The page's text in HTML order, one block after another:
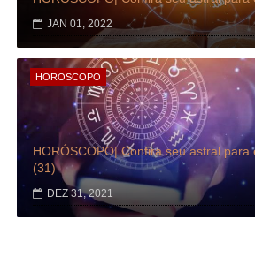
JAN 01, 2022
HOROSCOPO
HORÓSCOPO| Confira seu astral para
(31)
DEZ 31, 2021